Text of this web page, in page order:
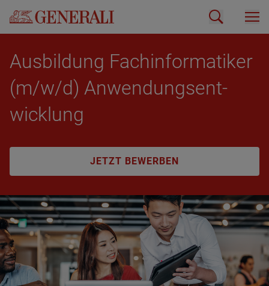
Aus­bil­dung Fach­in­for­ma­ti­ker
(m/w/d) An­wen­dungs­ent­
wick­lung
JETZT BEWERBEN